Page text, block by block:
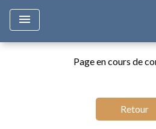
menu
Page en cours de
Retour